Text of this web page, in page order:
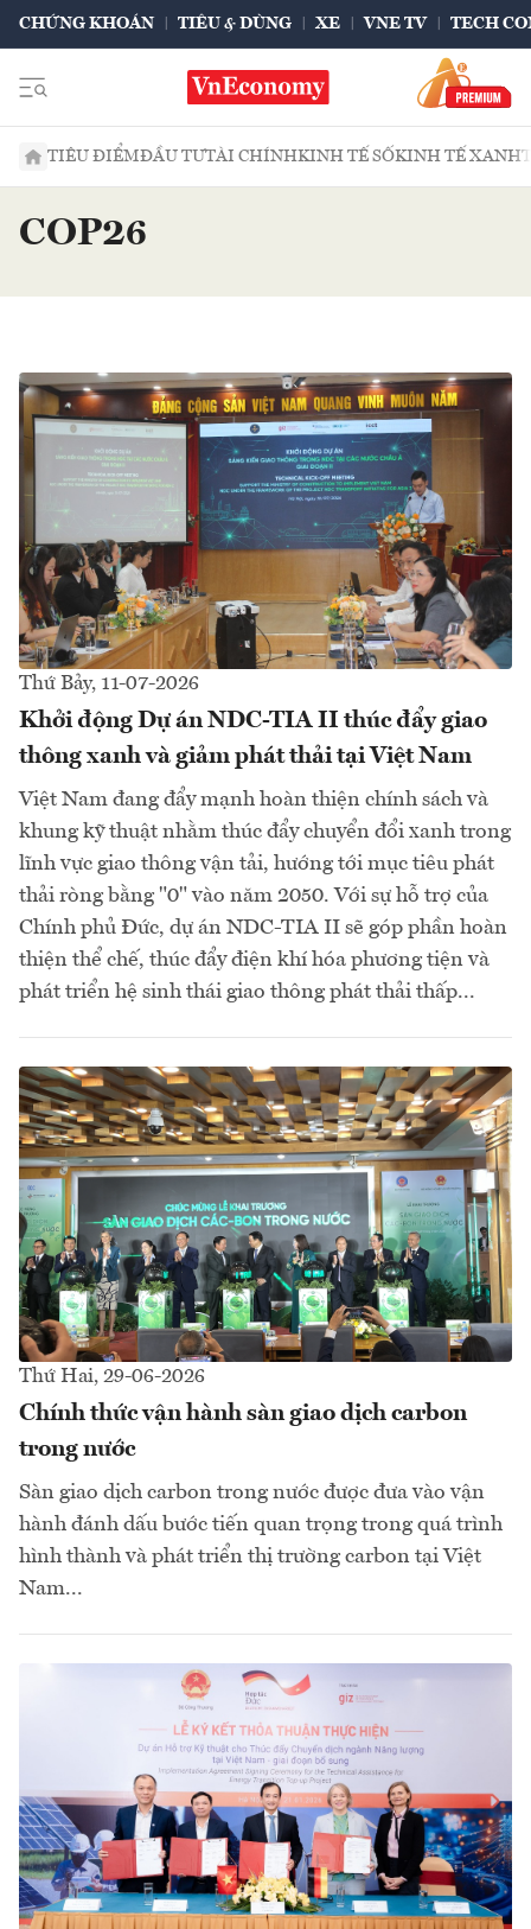
CHỨNG KHOÁN TIÊU & DÙNG XE VNE TV TECH
TIÊU ĐIỂMĐẦU TƯTÀI CHÍNHKINH TẾ SỐKINH TẾ XANH
COP26
Thứ Bảy, 11-07-2026
Khởi động Dự án NDC-TIA II thúc đẩy giao
thông xanh và giảm phát thải tại Việt Nam
Việt Nam đang đẩy mạnh hoàn thiện chính sách và
khung kỹ thuật nhằm thúc đẩy chuyển đổi xanh trong
lĩnh vực giao thông vận tải, hướng tới mục tiêu phát
thải ròng bằng "0" vào năm 2050. Với sự hỗ trợ của
Chính phủ Đức, dự án NDC-TIA II sẽ góp phần hoàn
thiện thể chế, thúc đẩy điện khí hóa phương tiện và
phát triển hệ sinh thái giao thông phát thải thấp...
Thứ Hai, 29-06-2026
Chính thức vận hành sàn giao dịch carbon
trong nước
Sàn giao dịch carbon trong nước được đưa vào vận
hành đánh dấu bước tiến quan trọng trong quá trình
hình thành và phát triển thị trường carbon tại Việt
Nam...